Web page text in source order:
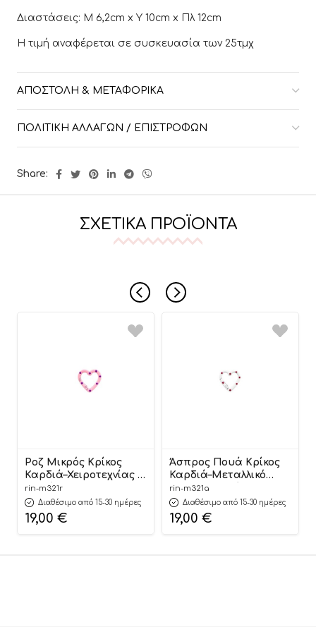
Διαστάσεις: Μ 6,2cm x Υ 10cm x Πλ 12cm
Η τιμή αναφέρεται σε συσκευασία των 25τμχ
ΑΠΟΣΤΟΛΉ & ΜΕΤΑΦΟΡΙΚΆ
ΠΟΛΙΤΙΚΉ ΑΛΛΑΓΏΝ / ΕΠΙΣΤΡΟΦΏΝ
Share:
ΣΧΕΤΙΚΆ ΠΡΟΪΌΝΤΑ
Ροζ Μικρός Κρίκος
Καρδιά–Χειροτεχνίας &
Διακόσμησης 3cm (50
τεμάχια) | Μ321Ρ
Riniotis
rin-m321r
Διαθέσιμο από 15-30 ημέρες
19,00 €
Άσπρος Πουά Κρίκος
Καρδιά–Μεταλλικό
Διακοσμητικό
Κρεμαστό 3cm (50
τεμάχια) | Μ321Α
Riniotis
rin-m321a
Διαθέσιμο από 15-30 ημέρες
19,00 €